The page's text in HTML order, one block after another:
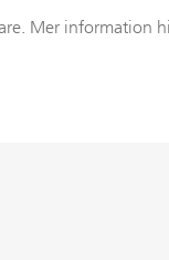
Mer information